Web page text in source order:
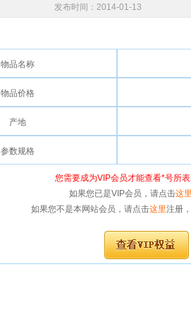
发布时间： 2014-01-13
物品名称
物品价格
产地
参数规格
您需要成为VIP会员才能查看*号所
如果您已是VIP会员，请点击这
如果您不是本网站会员，请点击这里注册